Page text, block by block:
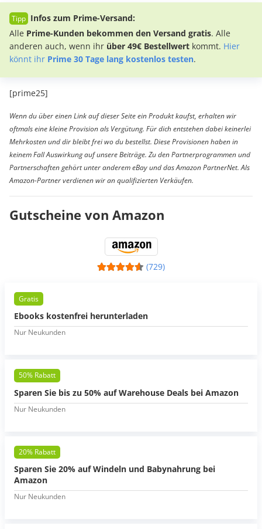
Infos zum Prime-Versand:
Alle Prime-Kunden bekommen den Versand gratis. Alle
anderen auch, wenn ihr über 49€ Bestellwert kommt. Hier
könnt ihr Prime 30 Tage lang kostenlos testen.
[prime25]
Wenn du über einen Link auf dieser Seite ein Produkt kaufst, erhalten wir
oftmals eine kleine Provision als Vergütung. Für dich entstehen dabei keinerlei
Mehrkosten und dir bleibt frei wo du bestellst. Diese Provisionen haben in
keinem Fall Auswirkung auf unsere Beiträge. Zu den Partnerprogrammen und
Partnerschaften gehört unter anderem eBay und das Amazon PartnerNet. Als
Amazon-Partner verdienen wir an qualifizierten Verkäufen.
Gutscheine von Amazon
(729)
Gratis
Ebooks kostenfrei herunterladen
Nur Neukunden
50% Rabatt
Sparen Sie bis zu 50% auf Warehouse Deals bei Amazon
Nur Neukunden
20% Rabatt
Sparen Sie 20% auf Windeln und Babynahrung bei
Amazon
Nur Neukunden